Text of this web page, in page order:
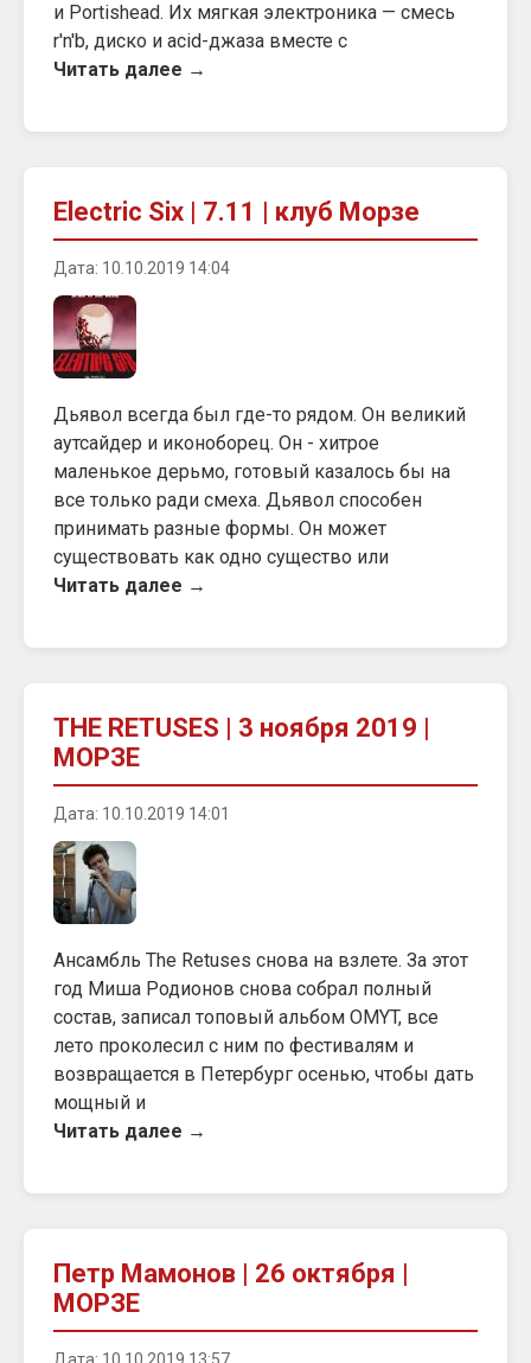
и Portishead. Их мягкая электроника — смесь
r'n'b, диско и acid-джаза вместе с
Читать далее →
Electric Six | 7.11 | клуб Морзе
Дата: 10.10.2019 14:04
Дьявол всегда был где-то рядом. Он великий
аутсайдер и иконоборец. Он - хитрое
маленькое дерьмо, готовый казалось бы на
все только ради смеха. Дьявол способен
принимать разные формы. Он может
существовать как одно существо или
Читать далее →
THE RETUSES | 3 ноября 2019 |
МОРЗЕ
Дата: 10.10.2019 14:01
Ансамбль The Retuses снова на взлете. За этот
год Миша Родионов снова собрал полный
состав, записал топовый альбом OMYT, все
лето проколесил с ним по фестивалям и
возвращается в Петербург осенью, чтобы дать
мощный и
Читать далее →
Петр Мамонов | 26 октября |
МОРЗЕ